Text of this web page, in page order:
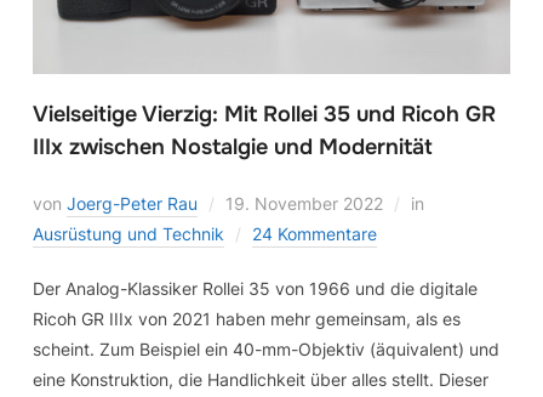
Vielseitige Vierzig: Mit Rollei 35 und Ricoh GR
IIIx zwischen Nostalgie und Modernität
von Joerg-Peter Rau 19. November 2022
in
Ausrüstung und Technik
24 Kommentare
Der Analog-Klassiker Rollei 35 von 1966 und die digitale
Ricoh GR IIIx von 2021 haben mehr gemeinsam, als es
scheint. Zum Beispiel ein 40-mm-Objektiv (äquivalent) und
eine Konstruktion, die Handlichkeit über alles stellt. Dieser